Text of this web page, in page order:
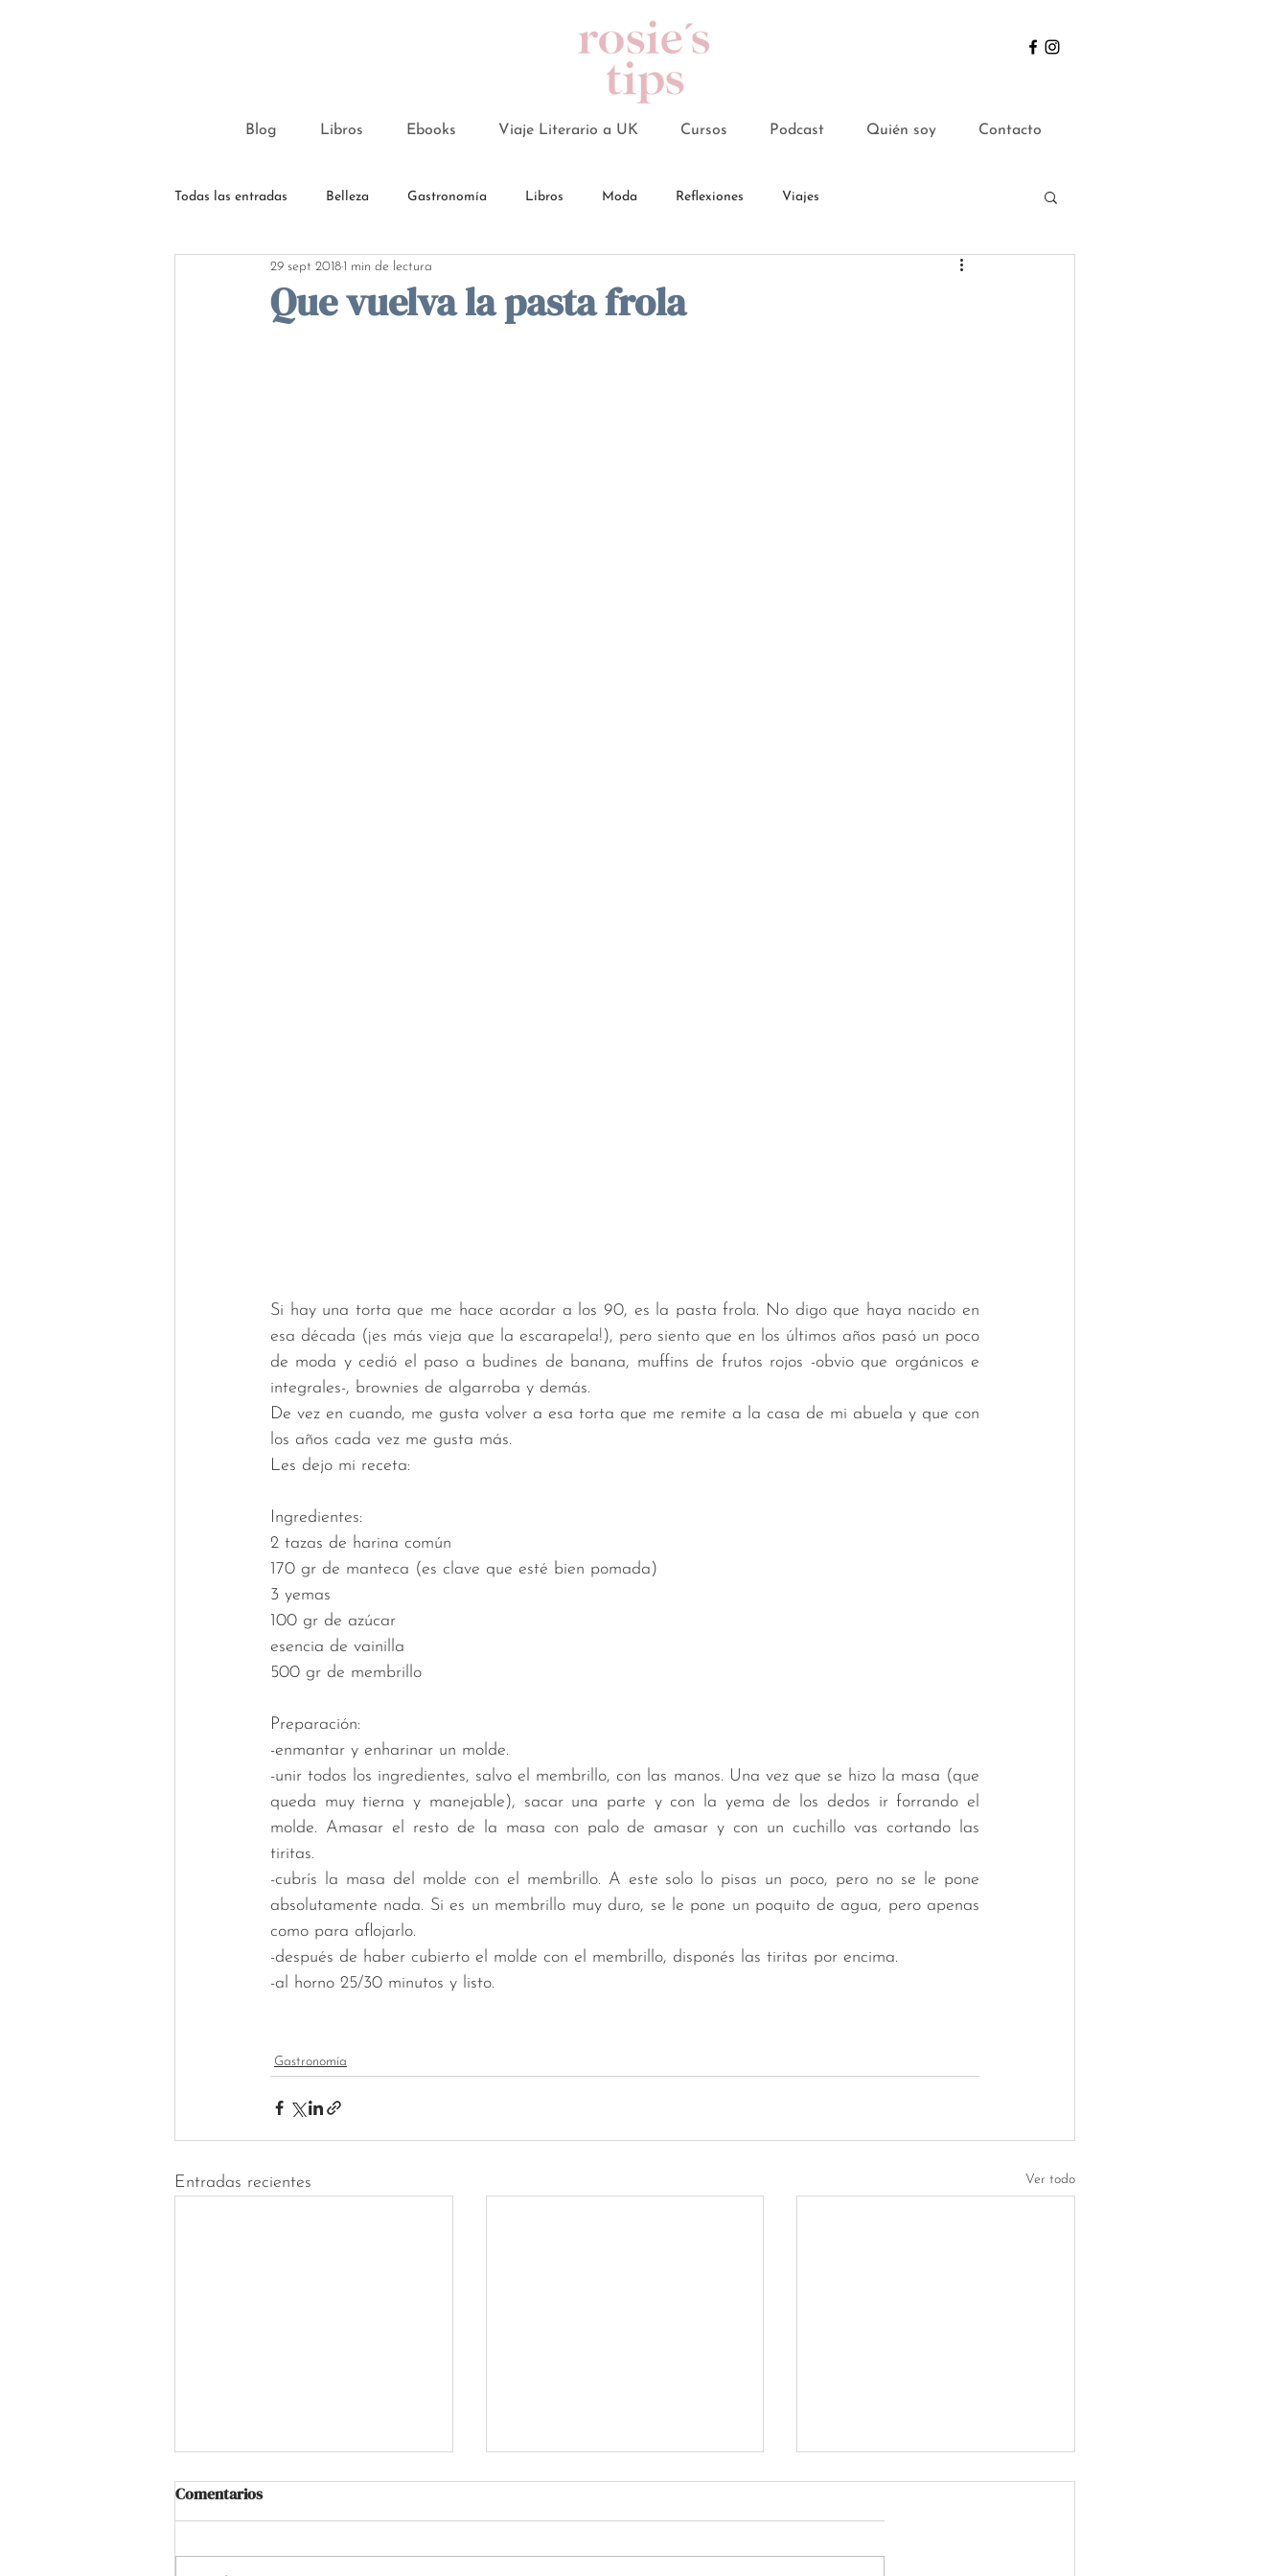
Blog Libros Ebooks Viaje Literario a UK Cursos Podcast Quién soy Contacto
Todas las entradas Belleza Gastronomía Libros Moda Reflexiones Viajes
Que vuelva la pasta frola
29 sept 20181 min de lectura
Si hay una torta que me hace acordar a los 90, es la pasta frola. No digo que haya nacido en
esa década (¡es más vieja que la escarapela!), pero siento que en los últimos años pasó un poco
de moda y cedió el paso a budines de banana, muffins de frutos rojos -obvio que orgánicos e
integrales-, brownies de algarroba y demás.
De vez en cuando, me gusta volver a esa torta que me remite a la casa de mi abuela y que con
los años cada vez me gusta más.
Les dejo mi receta:
Ingredientes:
2 tazas de harina común
170 gr de manteca (es clave que esté bien pomada)
3 yemas
100 gr de azúcar
esencia de vainilla
500 gr de membrillo
Preparación:
-enmantar y enharinar un molde.
-unir todos los ingredientes, salvo el membrillo, con las manos. Una vez que se hizo la masa (que
queda muy tierna y manejable), sacar una parte y con la yema de los dedos ir forrando el
molde. Amasar el resto de la masa con palo de amasar y con un cuchillo vas cortando las
tiritas.
-cubrís la masa del molde con el membrillo. A este solo lo pisas un poco, pero no se le pone
absolutamente nada. Si es un membrillo muy duro, se le pone un poquito de agua, pero apenas
como para aflojarlo.
-después de haber cubierto el molde con el membrillo, disponés las tiritas por encima.
-al horno 25/30 minutos y listo.
Gastronomía
Entradas recientes Ver todo
Comentarios